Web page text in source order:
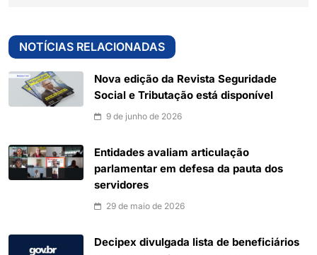
NOTÍCIAS RELACIONADAS
Nova edição da Revista Seguridade
Social e Tributação está disponível
9 de junho de 2026
Entidades avaliam articulação
parlamentar em defesa da pauta dos
servidores
29 de maio de 2026
Decipex divulgada lista de beneficiários